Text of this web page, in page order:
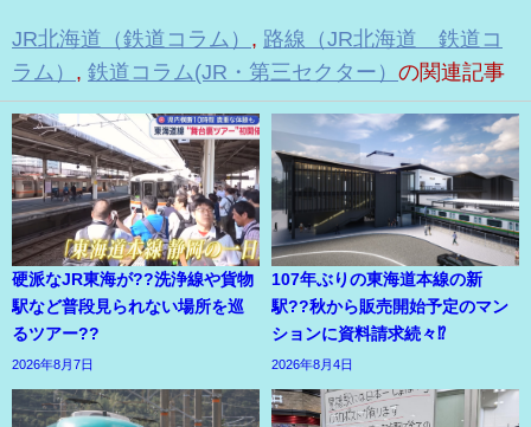
JR北海道（鉄道コラム） , 路線（JR北海道 鉄道コ
ラム） , 鉄道コラム(JR・第三セクター） の関連記事
硬派なJR東海が??洗浄線や貨物
駅など普段見られない場所を巡
るツアー??
2026年8月7日
107年ぶりの東海道本線の新
駅??秋から販売開始予定のマン
ションに資料請求続々⁉
2026年8月4日